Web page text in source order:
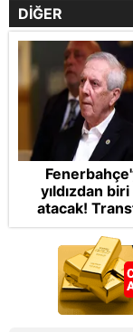
DİĞER
yıldızdan
atacak!
golcü